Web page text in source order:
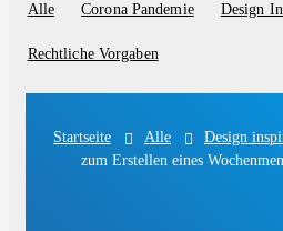
Blog
categories
Alle Corona Pandemie Design
Rechtliche Vorgaben
Startseite Alle Design
zum Erstellen eines